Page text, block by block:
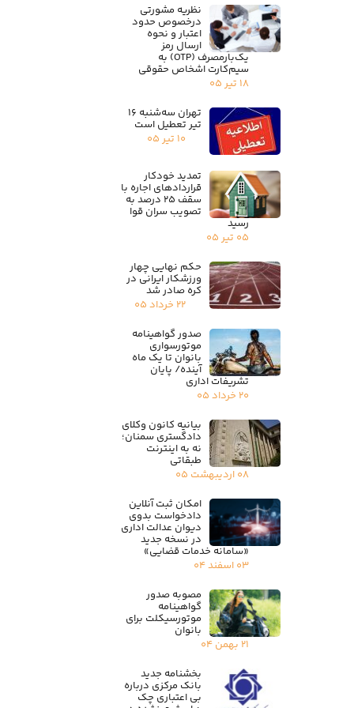
نظریه مشورتی
درخصوص حدود
اعتبار و نحوه
ارسال رمز
یک‌بارمصرف (OTP) به
سیم‌کارت اشخاص حقوقی
۱۸ تیر ۰۵
تهران سه‌شنبه ۱۶
تیر تعطیل است
۱۰ تیر ۰۵
تمدید خودکار
قراردادهای اجاره با
سقف ۲۵ درصد به
تصویب سران قوا
رسید
۰۵ تیر ۰۵
حکم نهایی چهار
ورزشکار ایرانی در
کره صادر شد
۲۲ خرداد ۰۵
صدور گواهینامه
موتورسواری
بانوان تا یک ماه
آینده/ پایان
تشریفات اداری
۲۰ خرداد ۰۵
بیانیه کانون وکلای
دادگستری سمنان؛
نه به اینترنت
طبقاتی
۰۸ اردیبهشت ۰۵
امکان ثبت آنلاین
دادخواست بدوی
دیوان عدالت اداری
در نسخه جدید
«سامانه خدمات قضایی»
۰۳ اسفند ۰۴
مصوبه صدور
گواهینامه
موتورسیکلت برای
بانوان
۲۱ بهمن ۰۴
بخشنامه جدید
بانک مرکزی درباره
بی اعتباری چک